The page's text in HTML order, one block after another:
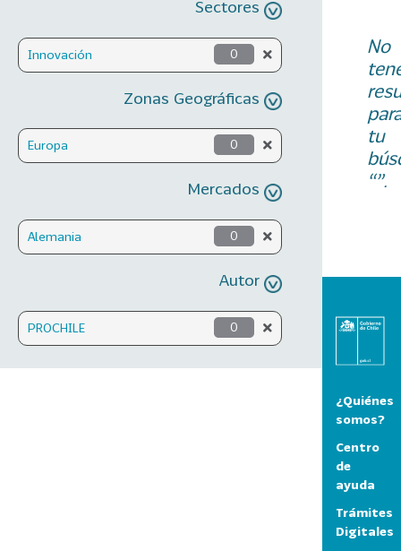
Sectores
Innovación 0
Zonas Geográficas
Europa 0
Mercados
Alemania 0
Autor
PROCHILE 0
No
tu
“”.
¿Quiénes
somos?
Centro
de
ayuda
Trámites
Digitales